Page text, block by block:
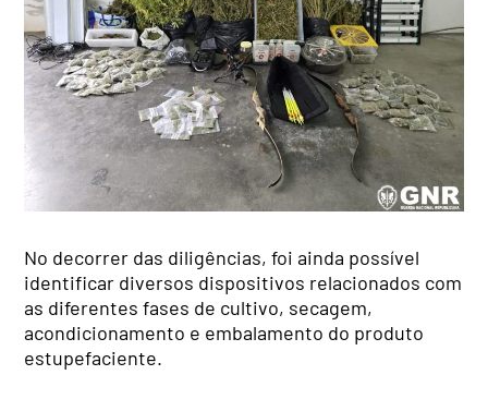
No decorrer das diligências, foi ainda possível
identificar diversos dispositivos relacionados com
as diferentes fases de cultivo, secagem,
acondicionamento e embalamento do produto
estupefaciente.